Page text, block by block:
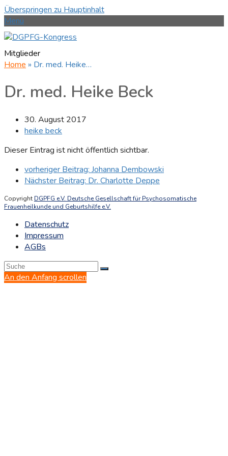
Überspringen zu Hauptinhalt
Menü
Mitglieder
Home » Dr. med. Heike…
Dr. med. Heike Beck
30. August 2017
heike beck
Dieser Eintrag ist nicht öffentlich sichtbar.
vorheriger Beitrag: Johanna Dembowski
Nächster Beitrag: Dr. Charlotte Deppe
Copyright DGPFG e.V. Deutsche Gesellschaft für Psychosomatische
Frauenheilkunde und Geburtshilfe e.V.
Datenschutz
Impressum
AGBs
An den Anfang scrollen